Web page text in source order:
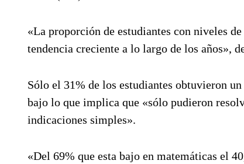
«La proporción de estudiantes con niveles
tendencia creciente a lo largo de los años»,
Sólo el 31% de los estudiantes obtuvieron
bajo lo que implica que «sólo pudieron
indicaciones simples».
«Del 69% que esta bajo en matemáticas el